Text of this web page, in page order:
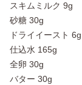
スキムミルク 9g
砂糖 30g
ドライイースト 6g
仕込水 165g
全卵 30g
バター 30g